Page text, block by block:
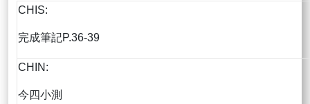
CHIS:
完成筆記P.36-39
CHIN:
今四小測